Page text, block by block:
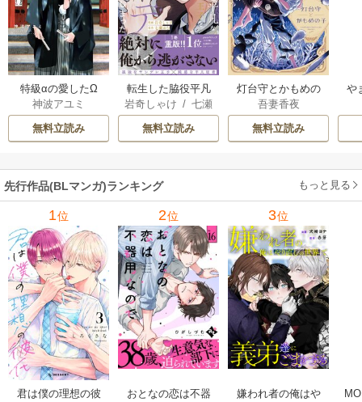
特級αの愛したΩ
神波アユミ
無料立読み
転生した脇役平凡
な僕は、美形第二
王子をヤンデレに
してしまった【シ
岩奇しゃけ /七瀬
おむ
無料立読み
灯台守とかもめの
子
吾妻香夜
無料立読み
や
先行作品(BLマンガ)ランキング もっと見る
1位
君は僕の理想の彼
2位
おとなの恋は不器
3位
嫌われ者の俺はや